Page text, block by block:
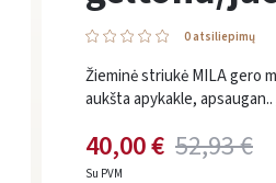
0 atsiliepimų
Žieminė striukė MILA gero
aukšta apykakle, apsaugan..
52,93 €
40,00 €
Su PVM